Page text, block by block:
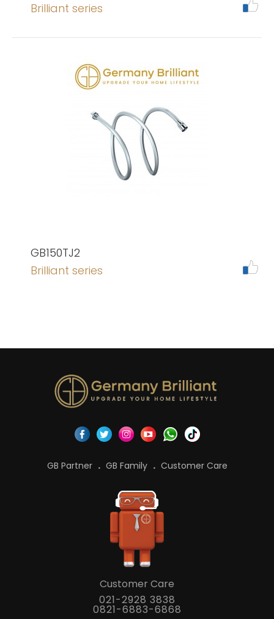
Brilliant series
GB150TJ2
Brilliant series
GB Partner GB Family Customer Care
Customer Care
021-2928 3838
0821-6883-6868